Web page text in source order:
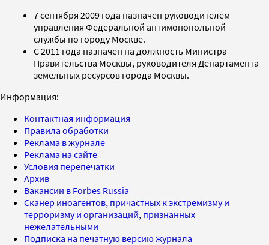
7 сентября 2009 года назначен руководителем
управления Федеральной антимонопольной
службы по городу Москве.
С 2011 года назначен на должность Министра
Правительства Москвы, руководителя Департамента
земельных ресурсов города Москвы.
Информация:
Контактная информация
Правила обработки
Реклама в журнале
Реклама на сайте
Условия перепечатки
Архив
Вакансии в Forbes Russia
Сканер иноагентов, причастных к экстремизму и
терроризму и организаций, признанных
нежелательными
Подписка на печатную версию журнала